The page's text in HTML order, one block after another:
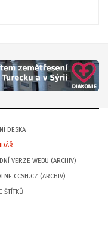
DESKA
VERZE WEBU (ARCHIV)
(ARCHIV)
ŠTÍTKŮ